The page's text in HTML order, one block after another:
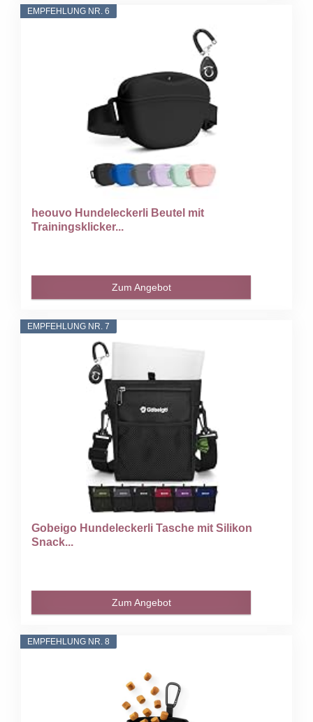
EMPFEHLUNG NR. 6
heouvo Hundeleckerli Beutel mit
Trainingsklicker...
Zum Angebot
EMPFEHLUNG NR. 7
Gobeigo Hundeleckerli Tasche mit Silikon
Snack...
Zum Angebot
EMPFEHLUNG NR. 8